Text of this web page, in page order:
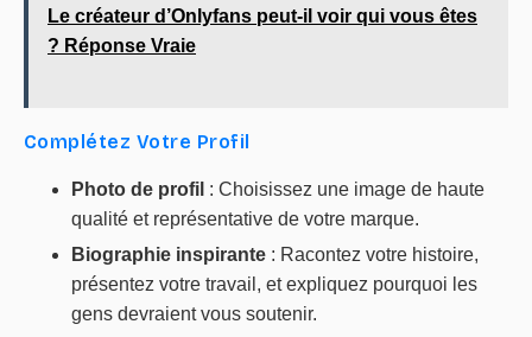
Le créateur d’Onlyfans peut-il voir qui vous êtes
? Réponse Vraie
Complétez Votre Profil
Photo de profil : Choisissez une image de haute
qualité et représentative de votre marque.
Biographie inspirante : Racontez votre histoire,
présentez votre travail, et expliquez pourquoi les
gens devraient vous soutenir.